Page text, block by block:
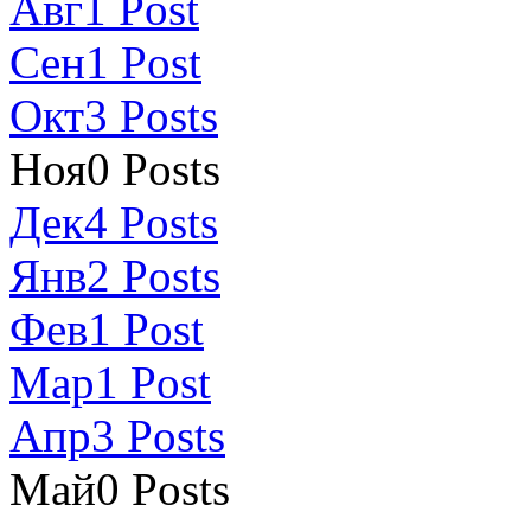
Сен1 Post
Окт3 Posts
Ноя0 Posts
Дек4 Posts
Янв2 Posts
Фев1 Post
Мар1 Post
Апр3 Posts
Май0 Posts